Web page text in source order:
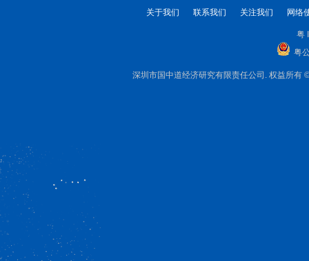
关于我们 联系我们 关注我们 网络
粤
粤
深圳市国中道经济研究有限责任公司. 权益所